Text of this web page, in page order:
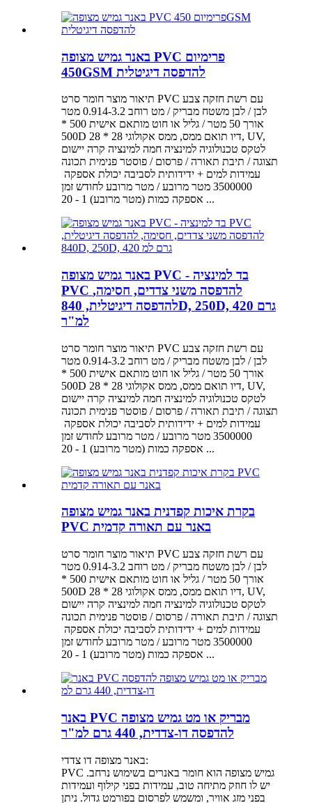
באנר גמיש מצופה PVC פרימיום
450GSM להדפסה דיגיטלית
תיאור מוצר חומר סרט PVC עם רשת חזקה צבע
לבן / לבן משטח מבריק / מט רוחב 0.914-3.2 מטר
אורך 50 מטר / גליל או חוט מותאם אישית 500 *
500D 28 * 28 דיו תואם ממס, ממס אקולוגי, UV,
לטקס טכנולוגיה למינציה חמה למינציה קרה יישום
תצוגה / תיבת תאורה / פרסום / פוסטר פנימית תכונה
3500000 מטר מרובע / מטר מרובע לחודש זמן
אספקה ​​כמות (מטר מרובע) 1 - 20 ...
באנר גמיש מצופה PVC - בד למינציה
PVC להדפסה משני צדדים, חסימה,
להדפסה דיגיטלית, 840D, 250D, 420 גרם
למ"ר
תיאור מוצר חומר סרט PVC עם רשת חזקה צבע
לבן / לבן משטח מבריק / מט רוחב 0.914-3.2 מטר
אורך 50 מטר / גליל או חוט מותאם אישית 500 *
500D 28 * 28 דיו תואם ממס, ממס אקולוגי, UV,
לטקס טכנולוגיה למינציה חמה למינציה קרה יישום
תצוגה / תיבת תאורה / פרסום / פוסטר פנימית תכונה
3500000 מטר מרובע / מטר מרובע לחודש זמן
אספקה ​​כמות (מטר מרובע) 1 - 20 ...
בקרת איכות קפדנית באנר גמיש מצופה
PVC באנר עם תאורה קדמית
תיאור מוצר חומר סרט PVC עם רשת חזקה צבע
לבן / לבן משטח מבריק / מט רוחב 0.914-3.2 מטר
אורך 50 מטר / גליל או חוט מותאם אישית 500 *
500D 28 * 28 דיו תואם ממס, ממס אקולוגי, UV,
לטקס טכנולוגיה למינציה חמה למינציה קרה יישום
תצוגה / תיבת תאורה / פרסום / פוסטר פנימית תכונה
3500000 מטר מרובע / מטר מרובע לחודש זמן
אספקה ​​כמות (מטר מרובע) 1 - 20 ...
באנר PVC מבריק או מט גמיש מצופה
להדפסה דו-צדדית, 440 גרם למ"ר
באנר מצופה דו צדדי:
PVC גמיש מצופה הוא חומר באנרים בשימוש נרחב.
יש לו חוזק מתיחה טוב, עמידות בפני קילוף ועמידות
בפני מזג אוויר, ומשמש לפרסום בפורמט גדול. ניתן